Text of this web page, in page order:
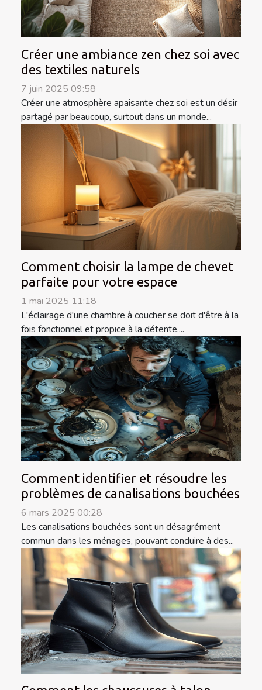
Créer une ambiance zen chez soi avec
des textiles naturels
7 juin 2025 09:58
Créer une atmosphère apaisante chez soi est un désir
partagé par beaucoup, surtout dans un monde...
Comment choisir la lampe de chevet
parfaite pour votre espace
1 mai 2025 11:18
L'éclairage d'une chambre à coucher se doit d'être à la
fois fonctionnel et propice à la détente....
Comment identifier et résoudre les
problèmes de canalisations bouchées
6 mars 2025 00:28
Les canalisations bouchées sont un désagrément
commun dans les ménages, pouvant conduire à des...